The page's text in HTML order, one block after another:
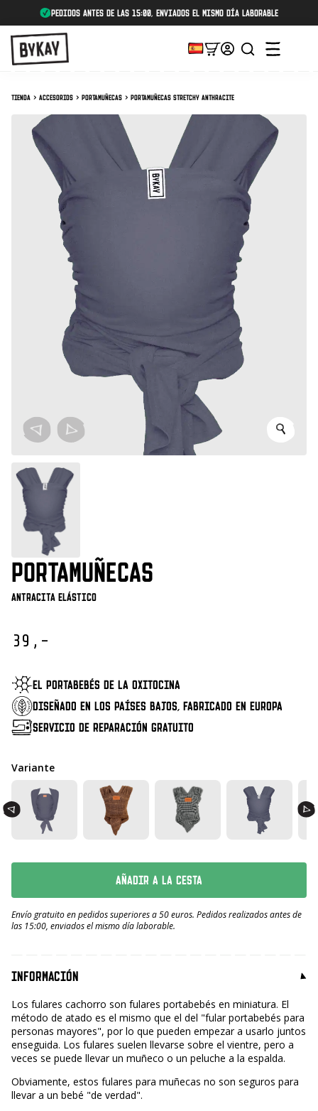
Pedidos antes de las 15:00, enviados el mismo día laborable
Tienda Accesorios Portamuñecas Portamuñecas Stretchy Anthracite
PORTAMUÑECAS
Antracita elástico
39,-
EL PORTABEBÉS DE LA OXITOCINA
DISEÑADO EN LOS PAÍSES BAJOS, FABRICADO EN EUROPA
SERVICIO DE REPARACIÓN GRATUITO
Variante
AÑADIR A LA CESTA
Envío gratuito en pedidos superiores a 50 euros. Pedidos realizados antes de
las 15:00, enviados el mismo día laborable.
INFORMACIÓN
Los fulares cachorro son fulares portabebés en miniatura. El
método de atado es el mismo que el del "fular portabebés para
personas mayores", por lo que pueden empezar a usarlo juntos
enseguida. Los fulares suelen llevarse sobre el vientre, pero a
veces se puede llevar un muñeco o un peluche a la espalda.
Obviamente, estos fulares para muñecas no son seguros para
llevar a un bebé "de verdad".